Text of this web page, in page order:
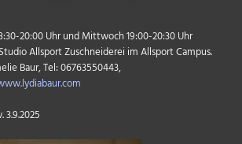
20:00 Uhr und Mittwoch 19:00-20:30 Uhr
Allsport Zuschneiderei im Allsport Campus.
Baur, Tel: 06763550443,
3.9.2025